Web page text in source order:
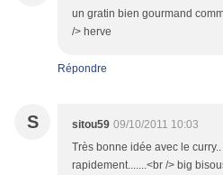
un gratin bien gourmand
/> herve
Répondre
S sitou59 09/10/2011 10:03
Très bonne idée avec le
rapidement.......<br /> big